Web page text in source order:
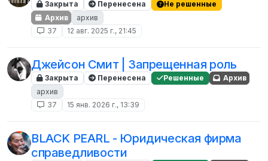
банде.
ваш персонаж может сильно
пострадать.
Закрыта Перенесена
Не решенные
Архив
архив
37
12 авг. 2025 г., 21:45
Джейсон Смит | Запрещенная роль
Закрыта Перенесена Решенные
Архив
архив
37
15 янв. 2026 г., 13:39
BLACK PEARL - Юридическая фирма
справедливости